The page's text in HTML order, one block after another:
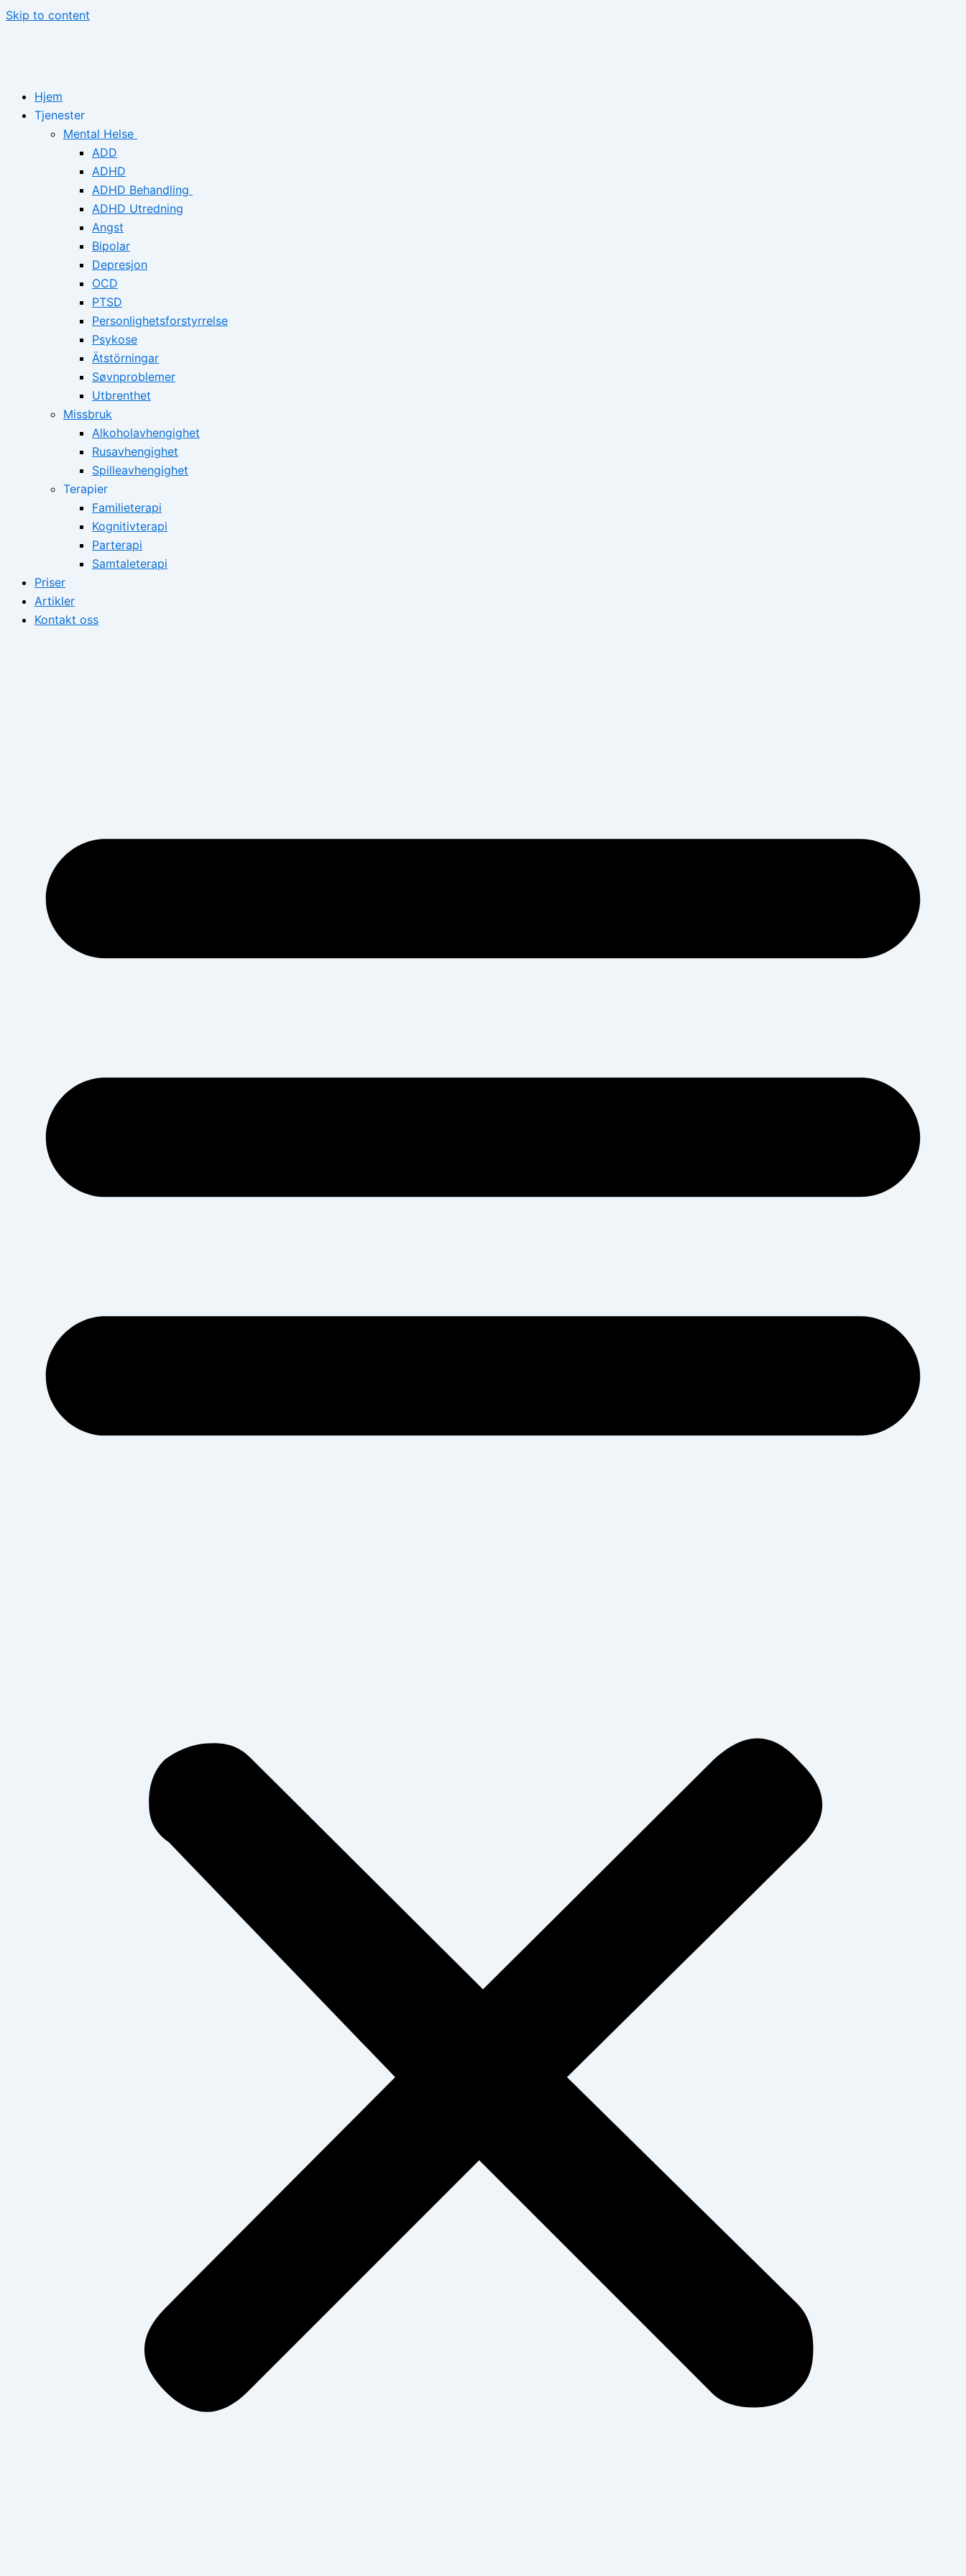
Skip to content
Hjem
Tjenester
Mental Helse
ADD
ADHD
ADHD Behandling
ADHD Utredning
Angst
Bipolar
Depresjon
OCD
PTSD
Personlighetsforstyrrelse
Psykose
Ätstörningar
Søvnproblemer
Utbrenthet
Missbruk
Alkoholavhengighet
Rusavhengighet
Spilleavhengighet
Terapier
Familieterapi
Kognitivterapi
Parterapi
Samtaleterapi
Priser
Artikler
Kontakt oss